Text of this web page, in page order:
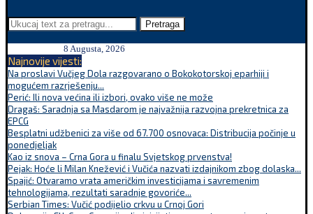
Pretraga
8 Augusta, 2026
Najnovije vijesti:
Na proslavi Vučjeg Dola razgovarano o Bokokotorskoj eparhiji i
mogućem razrješenju...
Perić: Ili nova većina ili izbori, ovako više ne može
Dragaš: Saradnja sa Masdarom je najvažnija razvojna prekretnica za
EPCG
Besplatni udžbenici za više od 67.700 osnovaca: Distribucija počinje u
ponedjeljak
Kao iz snova – Crna Gora u finalu Svjetskog prvenstva!
Pejak: Hoće li Milan Knežević i Vučića nazvati izdajnikom zbog dolaska...
Spajić: Otvaramo vrata američkim investicijama i savremenim
tehnologijama, rezultati saradnje govoriće...
Serbian Times: Vučić podijelio crkvu u Crnoj Gori